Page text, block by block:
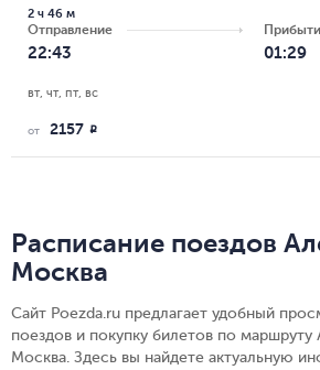
Отправление
22:43
2 ч 46 м
01:29
вт, чт, пт, вс
от 2157 R
Расписание поездов
Москва
Сайт Poezda.ru предлагает удобный
поездов и покупку билетов по
Москва. Здесь вы найдете актуальную